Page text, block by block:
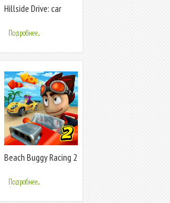
Hillside Drive: car
Подробнее...
Beach Buggy Racing 2
Подробнее...